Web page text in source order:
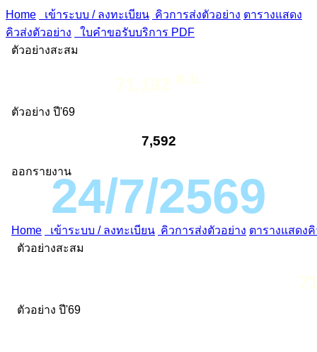
Home เข้าระบบ / ลงทะเบียน คิวการส่งตัวอย่าง ตารางแสดง
คิวส่งตัวอย่าง
ใบคำขอรับบริการ PDF
ตัวอย่างสะสม
ตัวอย่าง ปี'69
7,592
ออกรายงาน24/7/2569